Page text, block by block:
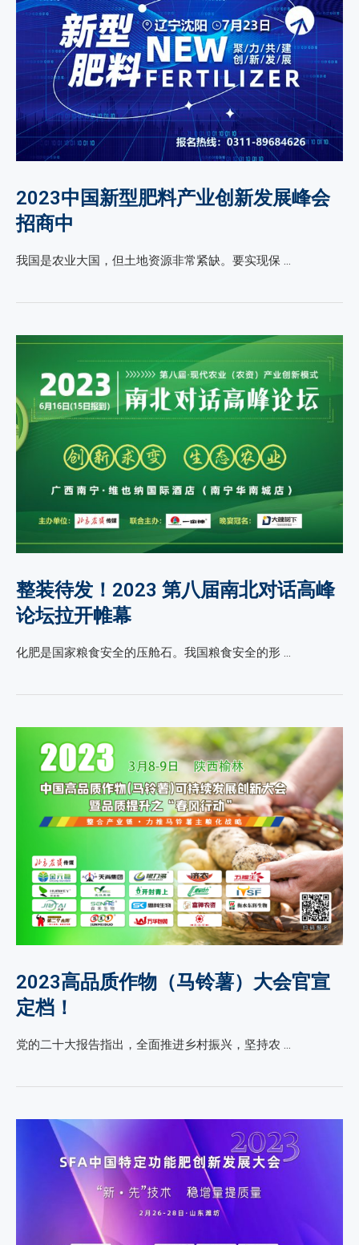
2023中国新型肥料产业创新发展峰会
招商中
我国是农业大国，但土地资源非常紧缺。要实现保 …
整装待发！2023 第八届南北对话高峰
论坛拉开帷幕
化肥是国家粮食安全的压舱石。我国粮食安全的形 …
2023高品质作物（马铃薯）大会官宣
定档！
党的二十大报告指出，全面推进乡村振兴，坚持农 …